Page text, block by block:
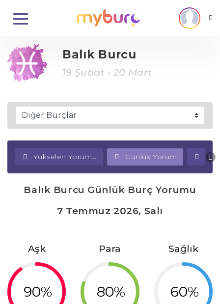
Balık Burcu
19 Şubat - 20 Mart
Yükselen Yorumu Günlük Yorum
Balık Burcu Günlük Burç Yorumu
7 Temmuz 2026, Salı
Aşk
90%
Para
80%
Sağlık
60%